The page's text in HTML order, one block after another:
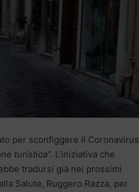
per sconfiggere il Coronavirus
turistica”. L’iniziativa che
tradursi già nei prossimi
Salute, Ruggero Razza, per